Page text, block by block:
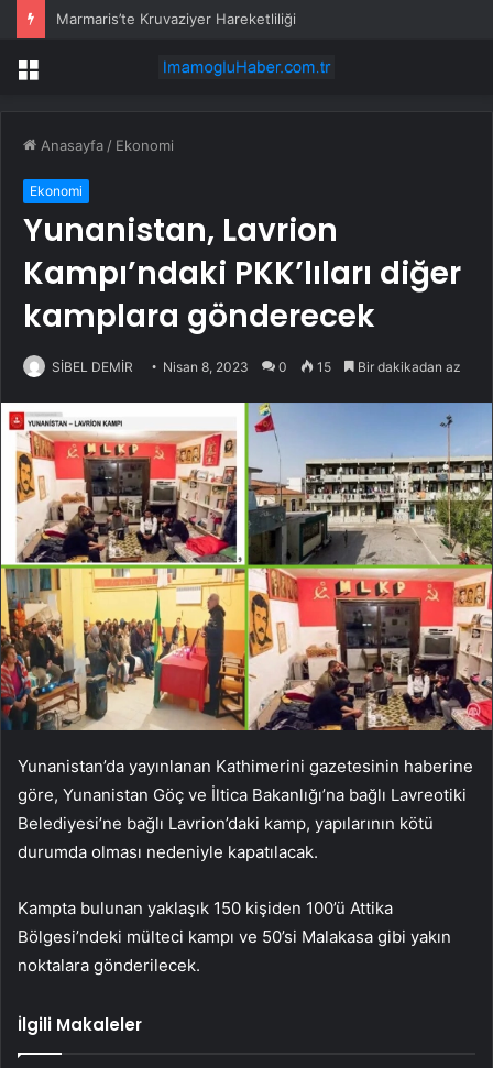
Marmaris’te Kruvaziyer Hareketliliği
Menü
Anasayfa / Ekonomi
Ekonomi
Yunanistan, Lavrion
Kampı’ndaki PKK’lıları diğer
kamplara gönderecek
SİBEL DEMİR Nisan 8, 2023 0 15 Bir dakikadan az
Yunanistan’da yayınlanan Kathimerini gazetesinin haberine
göre, Yunanistan Göç ve İltica Bakanlığı’na bağlı Lavreotiki
Belediyesi’ne bağlı Lavrion’daki kamp, ​​yapılarının kötü
durumda olması nedeniyle kapatılacak.
Kampta bulunan yaklaşık 150 kişiden 100’ü Attika
Bölgesi’ndeki mülteci kampı ve 50’si Malakasa gibi yakın
noktalara gönderilecek.
İlgili Makaleler